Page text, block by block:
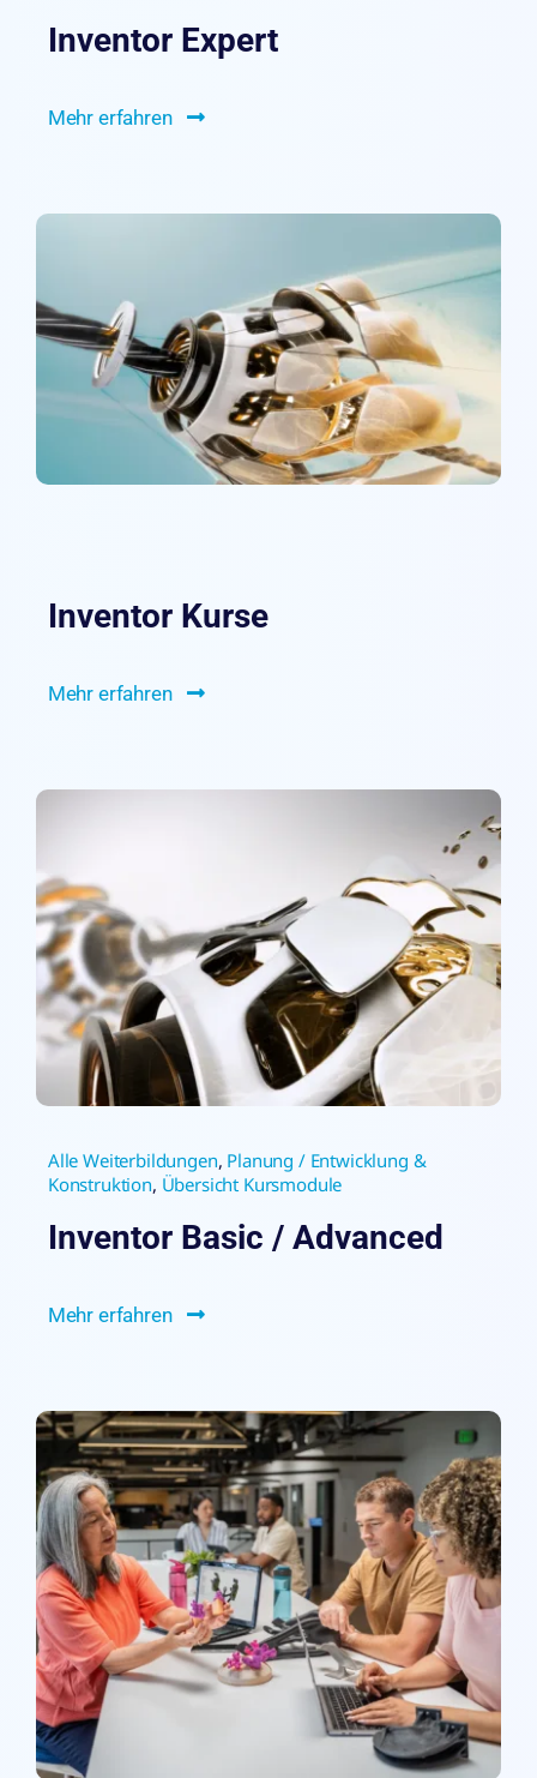
Inventor Expert
Mehr erfahren
Inventor Kurse
Mehr erfahren
Alle Weiterbildungen, Planung / Entwicklung &
Konstruktion, Übersicht Kursmodule
Inventor Basic / Advanced
Mehr erfahren